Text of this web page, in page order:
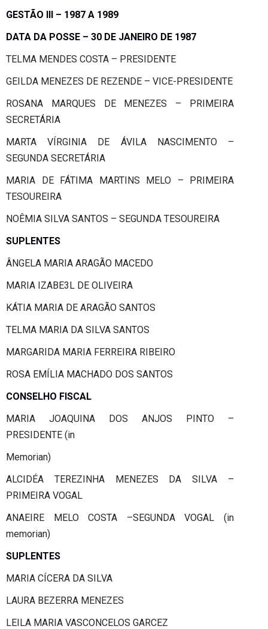
GESTÃO III – 1987 A 1989
DATA DA POSSE – 30 DE JANEIRO DE 1987
TELMA MENDES COSTA – PRESIDENTE
GEILDA MENEZES DE REZENDE – VICE-PRESIDENTE
ROSANA MARQUES DE MENEZES – PRIMEIRA
SECRETÁRIA
MARTA VÍRGINIA DE ÁVILA NASCIMENTO –
SEGUNDA SECRETÁRIA
MARIA DE FÁTIMA MARTINS MELO – PRIMEIRA
TESOUREIRA
NOÊMIA SILVA SANTOS – SEGUNDA TESOUREIRA
SUPLENTES
ÂNGELA MARIA ARAGÃO MACEDO
MARIA IZABE3L DE OLIVEIRA
KÁTIA MARIA DE ARAGÃO SANTOS
TELMA MARIA DA SILVA SANTOS
MARGARIDA MARIA FERREIRA RIBEIRO
ROSA EMÍLIA MACHADO DOS SANTOS
CONSELHO FISCAL
MARIA JOAQUINA DOS ANJOS PINTO –
PRESIDENTE (in
Memorian)
ALCIDÉA TEREZINHA MENEZES DA SILVA –
PRIMEIRA VOGAL
ANAEIRE MELO COSTA –SEGUNDA VOGAL (in
memorian)
SUPLENTES
MARIA CÍCERA DA SILVA
LAURA BEZERRA MENEZES
LEILA MARIA VASCONCELOS GARCEZ